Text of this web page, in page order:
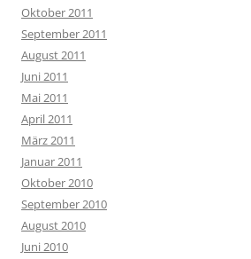
Oktober 2011
September 2011
August 2011
Juni 2011
Mai 2011
April 2011
März 2011
Januar 2011
Oktober 2010
September 2010
August 2010
Juni 2010